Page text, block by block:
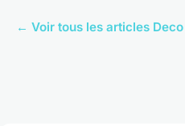
← Voir tous les articles Deco